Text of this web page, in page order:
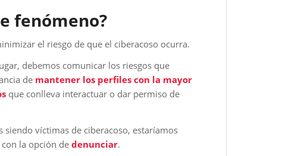
fenómeno?
el riesgo de que el ciberacoso ocurra.
debemos comunicar los riesgos que
de mantener los perfiles con la mayor
que conlleva interactuar o dar permiso de
siendo víctimas de ciberacoso, estaríamos
la opción de denunciar.